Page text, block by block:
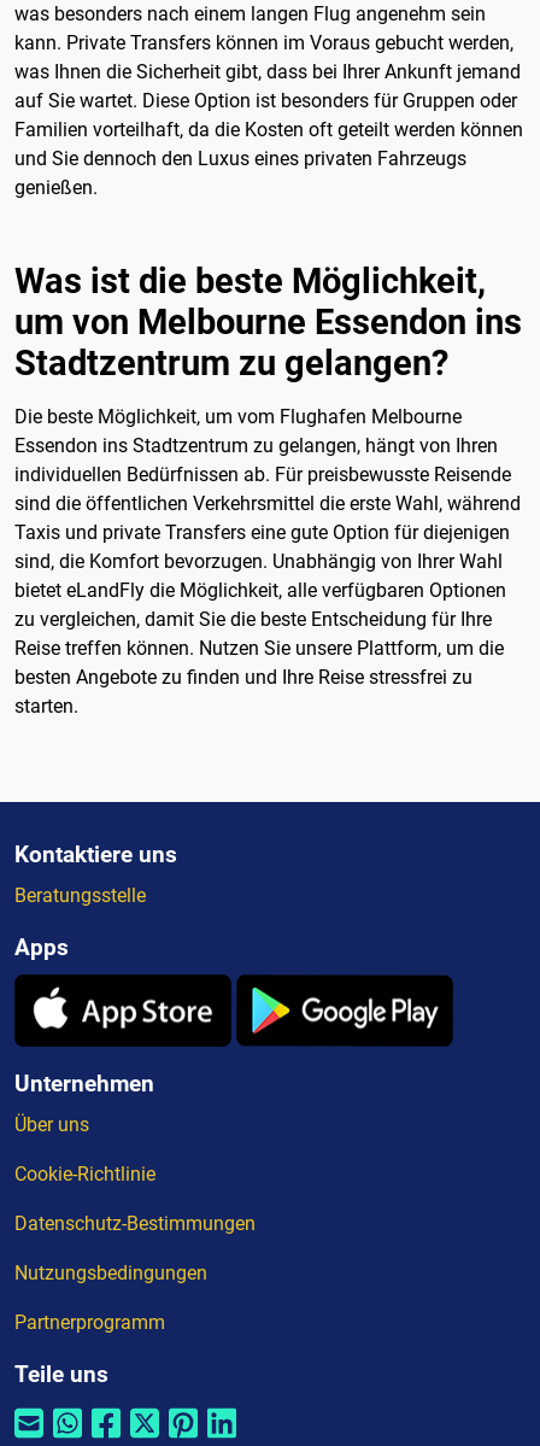
was besonders nach einem langen Flug angenehm sein
kann. Private Transfers können im Voraus gebucht werden,
was Ihnen die Sicherheit gibt, dass bei Ihrer Ankunft jemand
auf Sie wartet. Diese Option ist besonders für Gruppen oder
Familien vorteilhaft, da die Kosten oft geteilt werden können
und Sie dennoch den Luxus eines privaten Fahrzeugs
genießen.
Was ist die beste Möglichkeit,
um von Melbourne Essendon ins
Stadtzentrum zu gelangen?
Die beste Möglichkeit, um vom Flughafen Melbourne
Essendon ins Stadtzentrum zu gelangen, hängt von Ihren
individuellen Bedürfnissen ab. Für preisbewusste Reisende
sind die öffentlichen Verkehrsmittel die erste Wahl, während
Taxis und private Transfers eine gute Option für diejenigen
sind, die Komfort bevorzugen. Unabhängig von Ihrer Wahl
bietet eLandFly die Möglichkeit, alle verfügbaren Optionen
zu vergleichen, damit Sie die beste Entscheidung für Ihre
Reise treffen können. Nutzen Sie unsere Plattform, um die
besten Angebote zu finden und Ihre Reise stressfrei zu
starten.
Kontaktiere uns
Beratungsstelle
Apps
Unternehmen
Über uns
Cookie-Richtlinie
Datenschutz-Bestimmungen
Nutzungsbedingungen
Partnerprogramm
Teile uns